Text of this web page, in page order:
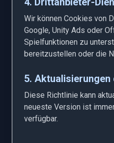
Wir können Cookies von
Google, Unity Ads oder
Spielfunktionen zu
bereitzustellen oder die
5.
Diese Richtlinie kann
neueste Version ist
verfügbar.